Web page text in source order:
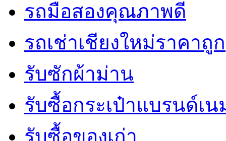
รถมือสองคุณภาพดี
รถเช่าเชียงใหม่ราคาถูก
รับซักผ้าม่าน
รับซื้อกระเป๋าแบรนด์เน
รับซื้อของเก่า